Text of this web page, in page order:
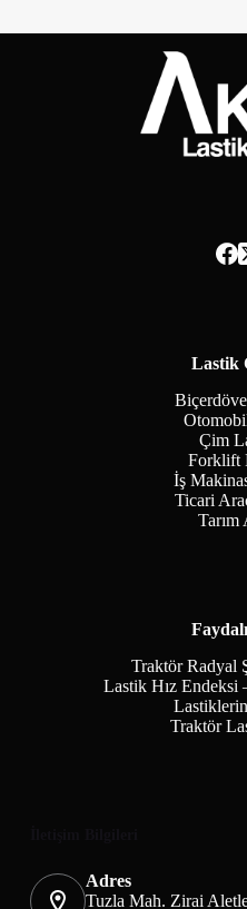
Lastik
Çim
Forklift
İş
Ticari
Tarım
Traktör Radyal
Lastik Hız Endeksi
Traktör
Adres
Tuzla Mah. Zirai